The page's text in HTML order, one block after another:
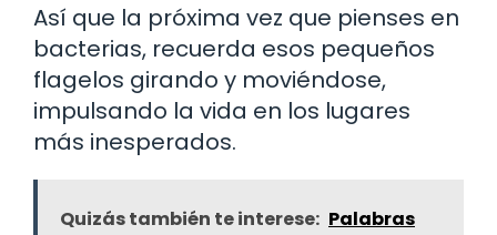
Así que la próxima vez que pienses en
bacterias, recuerda esos pequeños
flagelos girando y moviéndose,
impulsando la vida en los lugares
más inesperados.
Quizás también te interese: Palabras